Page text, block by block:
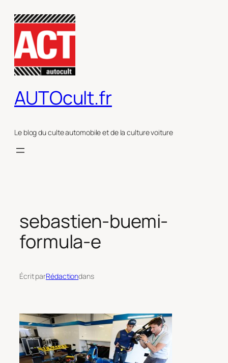
contenu
AUTOcult.fr
Le blog du culte automobile et de la culture voiture
sebastien-buemi-
formula-e
Écrit parRédactiondans